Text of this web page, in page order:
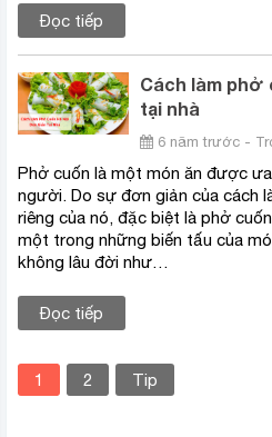
Đọc tiếp
Cách làm phở
tại nhà
6 năm trước -
Phở cuốn là một món ăn được
người. Do sự đơn giản của cách
riêng của nó, đặc biệt là phở
một trong những biến tấu của
không lâu đời như…
Đọc tiếp
1 2 Tip